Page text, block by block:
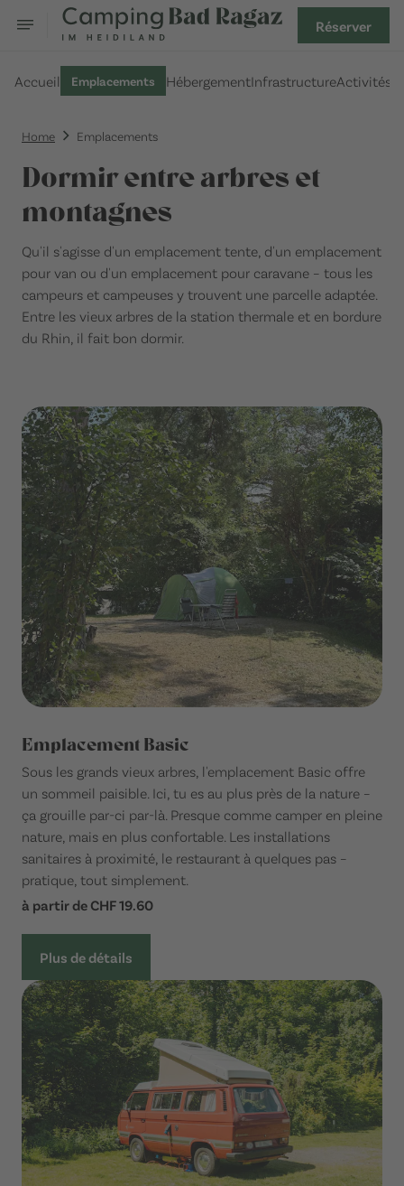
Réserver
Accueil Emplacements HébergementInfrastructureActivités
Home Emplacements
Dormir entre arbres et
montagnes
Qu'il s'agisse d'un emplacement tente, d'un emplacement
pour van ou d'un emplacement pour caravane – tous les
campeurs et campeuses y trouvent une parcelle adaptée.
Entre les vieux arbres de la station thermale et en bordure
du Rhin, il fait bon dormir.
Emplacement Basic
Sous les grands vieux arbres, l'emplacement Basic offre
un sommeil paisible. Ici, tu es au plus près de la nature –
ça grouille par-ci par-là. Presque comme camper en pleine
nature, mais en plus confortable. Les installations
sanitaires à proximité, le restaurant à quelques pas –
pratique, tout simplement.
à partir de CHF 19.60
Plus de détails